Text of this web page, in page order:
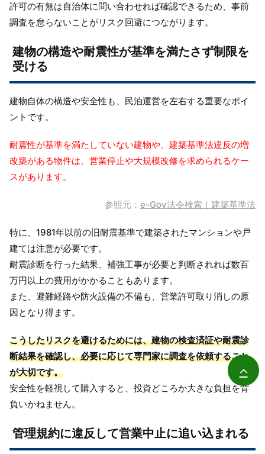
許可の有無は自治体に問い合わせれば確認できるため、事前
調査を怠らないことがリスク回避につながります。
建物の構造や耐震性が基準を満たさず制限を
受ける
建物自体の構造や安全性も、民泊運営を左右する重要なポイ
ントです。
耐震性が基準を満たしていない建物や、建築基準法違反の増
改築がある物件は、営業停止や大規模改修を求められるケー
スがあります。
参照元： e-Gov法令検索｜建築基準法
特に、1981年以前の旧耐震基準で建築されたマンションや戸
建ては注意が必要です。
耐震診断を行った結果、補強工事が必要と判断されれば数百
万円以上の費用がかかることもあります。
また、避難経路や防火設備の不備も、営業許可取り消しの原
因となり得ます。
こうしたリスクを避けるためには、建物の検査済証や耐震診
断結果を確認し、必要に応じて専門家に調査を依頼すること
が大切です。
安全性を軽視して購入すると、投資どころか大きな負担を背
負いかねません。
管理規約に違反して営業中止に追い込まれる